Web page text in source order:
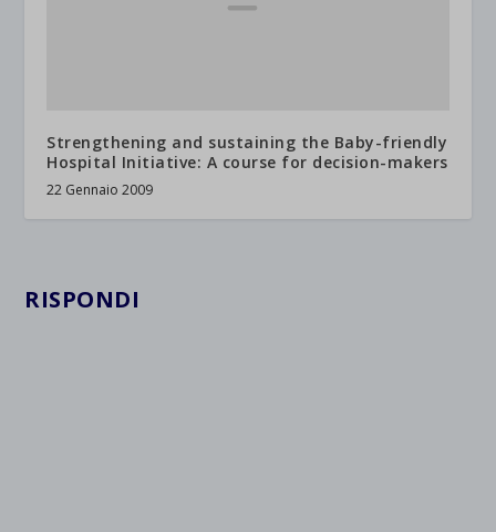
Strengthening and sustaining the Baby-friendly
Hospital Initiative: A course for decision-makers
22 Gennaio 2009
RISPONDI